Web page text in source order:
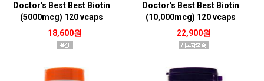
Doctor's Best Best Biotin
(5000mcg) 120 vcaps
18,600원
Doctor's Best Best Biotin
(10,000mcg) 120 vcaps
22,900원